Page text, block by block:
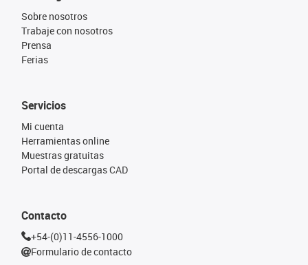
Sobre nosotros
Trabaje con nosotros
Prensa
Ferias
Servicios
Mi cuenta
Herramientas online
Muestras gratuitas
Portal de descargas CAD
Contacto
+54-(0)11-4556-1000
Formulario de contacto